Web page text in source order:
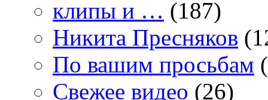
клипы и … (187)
Никита Пресняков
По вашим просьбам
Свежее видео (26)